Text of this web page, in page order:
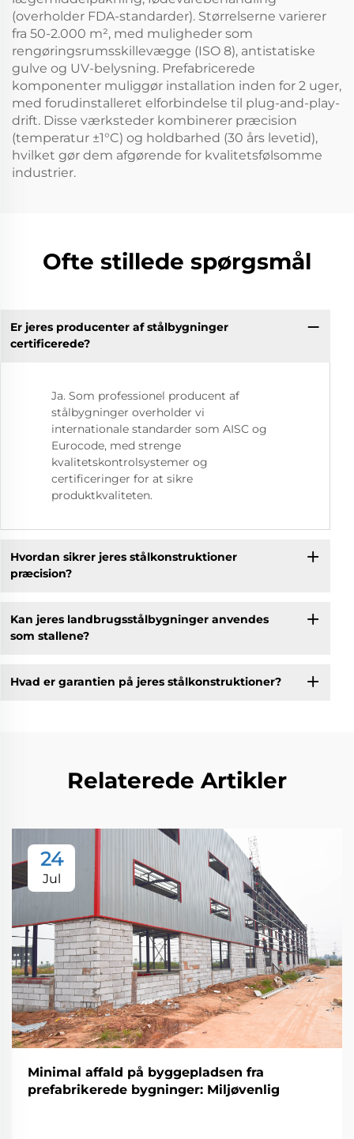
(overholder FDA-standarder). Størrelserne varierer
fra 50-2.000 m², med muligheder som
rengøringsrumsskillevægge (ISO 8), antistatiske
gulve og UV-belysning. Prefabricerede
komponenter muliggør installation inden for 2 uger,
med forudinstalleret elforbindelse til plug-and-play-
drift. Disse værksteder kombinerer præcision
(temperatur ±1°C) og holdbarhed (30 års levetid),
hvilket gør dem afgørende for kvalitetsfølsomme
industrier.
Ofte stillede spørgsmål
Er jeres producenter af stålbygninger
certificerede?
Ja. Som professionel producent af
stålbygninger overholder vi
internationale standarder som AISC og
Eurocode, med strenge
kvalitetskontrolsystemer og
certificeringer for at sikre
produktkvaliteten.
Hvordan sikrer jeres stålkonstruktioner
præcision?
Kan jeres landbrugsstålbygninger anvendes
som stallene?
Hvad er garantien på jeres stålkonstruktioner?
Relaterede Artikler
24
Jul
Minimal affald på byggepladsen fra
prefabrikerede bygninger: Miljøvenlig